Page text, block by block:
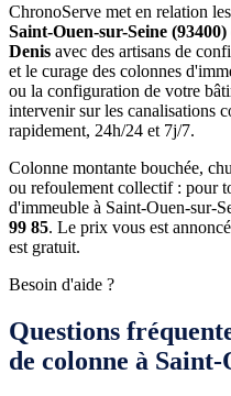
ChronoServe met en relation
Saint-Ouen-sur-Seine (93400)
Denis avec des artisans de
et le curage des colonnes
ou la configuration de votre
intervenir sur les canalisations
rapidement, 24h/24 et 7j/7.
Colonne montante bouchée,
ou refoulement collectif : pour
d'immeuble à Saint-Ouen-sur-
99 85. Le prix vous est
est gratuit.
Besoin d'aide ?
Questions
de colonne à